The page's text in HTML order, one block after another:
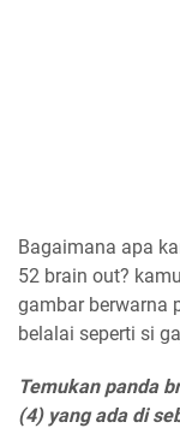
Bagaimana apa
52 brain out?
gambar berwarna
belalai seperti si
Temukan panda
(4) yang ada di